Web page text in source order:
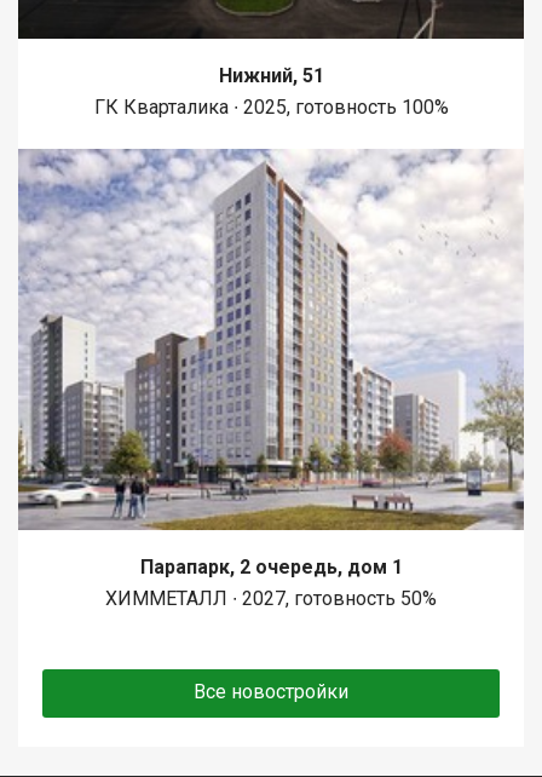
Нижний, 51
ГК Кварталика ∙ 2025, готовность 100%
Парапарк, 2 очередь, дом 1
ХИММЕТАЛЛ ∙ 2027, готовность 50%
Все новостройки